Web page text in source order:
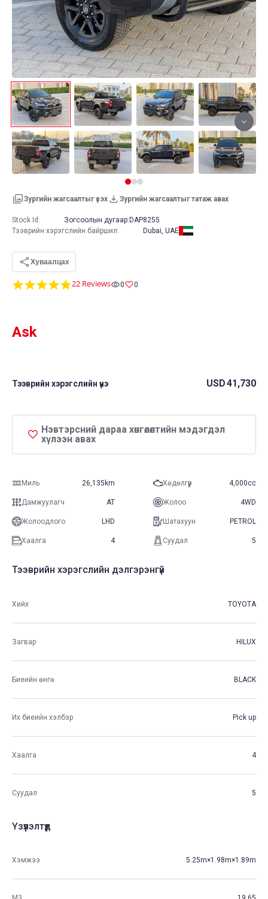
Зургийн жагсаалтыг үзэх Зургийн жагсаалтыг татаж авах
4.8
22 Reviews 0 0
Ask
Тээврийн хэрэгслийн үнэ USD41,730
Нэвтэрсний дараа хөнгөлөлтийн мэдэгдэл
хүлээн авах
Миль 26,135km Хөдөлгүүр 4,000cc
Дамжуулагч AT Жолоо 4WD
Жолоодлого LHD Шатахуун PETROL
Хаалга 4 Суудал 5
Stock Id: Зогсоолын дугаар: DAP8255
Тээврийн хэрэгслийн байршил: Dubai, UAE
Хуваалцах
Тээврийн хэрэгслийн дэлгэрэнгүй
Хийх TOYOTA
Загвар HILUX
Биеийн өнгө BLACK
Их биеийн хэлбэр Pick up
Хаалга 4
Суудал 5
Үзүүлэлтүүд
Хэмжээ 5.25m×1.98m×1.89m